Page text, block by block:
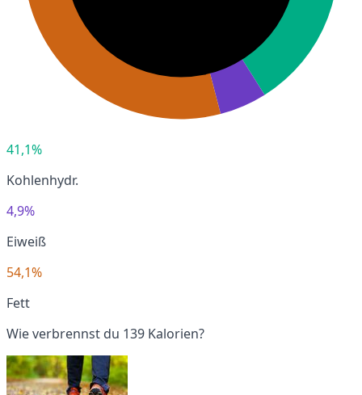
41,1%
Kohlenhydr.
4,9%
Eiweiß
54,1%
Fett
Wie verbrennst du 139 Kalorien?